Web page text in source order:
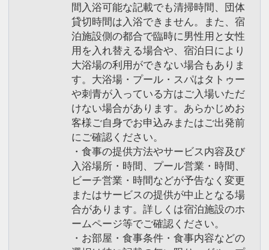
間入浴可能な記載でも清掃時間、団体
貸切時間は入浴できません。また、宿
泊施設側の都合で臨時に男性用と女性
用を入れ替える場合や、宿泊日により
大浴場の利用ができない場合もありま
す。大浴場・プール・スパはタトゥー
や刺青が入っている方はご入場いただ
けない場合があります。あらかじめお
客様ご自身でお申込みまたはご出発前
にご確認ください。
・食事の提供方法やサービス内容及び
入浴場所・時間、プール営業・時間、
ビーチ営業・時間などが予告なく変更
またはサービスの提供が中止となる場
合があります。詳しくは宿泊施設のホ
ームページ等でご確認ください。
・お部屋・食事条件・食事内容などの